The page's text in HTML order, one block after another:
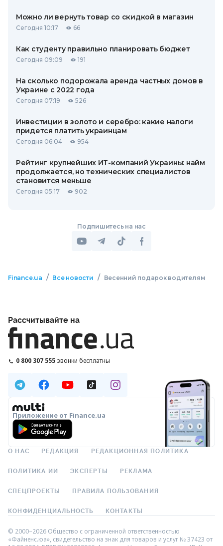
Можно ли вернуть товар со скидкой в ​​магазин
Сегодня 10:17 66
Как студенту правильно планировать бюджет
Сегодня 09:09 191
На сколько подорожала аренда частных домов в
Украине с 2022 года
Сегодня 07:19 526
Инвестиции в золото и серебро: какие налоги
придется платить украинцам
Сегодня 06:04 954
Рейтинг крупнейших ИТ-компаний Украины: найм
продолжается, но технических специалистов
становится меньше
Сегодня 05:17 902
Подпишитесь на нас
Finance.ua / Все новости / Весенний подарок водителям
Рассчитывайте на
0 800 307 555 звонки бесплатны
Приложение от Finance.ua
О НАС РЕДАКЦИЯ РЕДАКЦИОННАЯ ПОЛИТИКА
ПОЛИТИКА ИИ ЭКСПЕРТЫ РЕКЛАМА
СПЕЦПРОЕКТЫ ПРАВИЛА ПОЛЬЗОВАНИЯ
КОНФИДЕНЦИАЛЬНОСТЬ КОНТАКТЫ
© 2000–2026 Общество с ограниченной ответственностью
«Файненс.юа», свидетельство на знак для товаров и услуг № 37423 от